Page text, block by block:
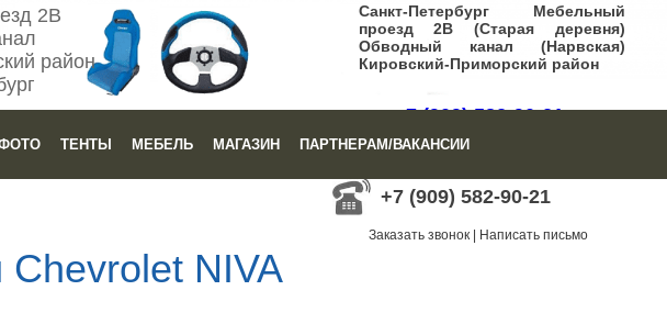
2В
район
Санкт-Петербург Мебельный
проезд 2В (Старая деревня)
Обводный канал (Нарвская)
Кировский-Приморский район
+7 (909) 582-90-21
Заказать звонок|Написать письмо
+7 (909) 582-90-21
Заказать звонок Написать письмо
ТЕНТЫ МЕБЕЛЬ МАГАЗИН ПАРТНЕРАМ/ВАКАНСИИ
NIVA